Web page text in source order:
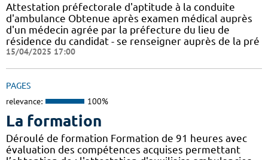
Attestation préfectorale d'aptitude à la conduite
d'ambulance Obtenue après examen médical auprès
d'un médecin agrée par la préfecture du lieu de
résidence du candidat - se renseigner auprès de la pré
15/04/2025 17:00
PAGES
relevance: 100%
La formation
Déroulé de formation Formation de 91 heures avec
évaluation des compétences acquises permettant